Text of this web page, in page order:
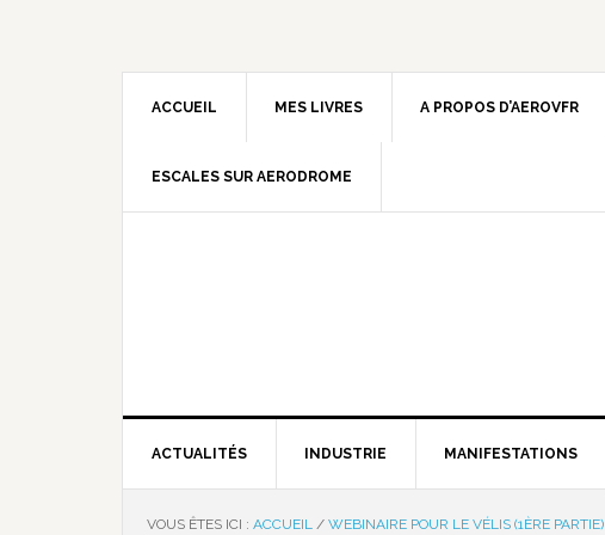
ACCUEIL MES LIVRES A PROPOS D’AEROVFR
ESCALES SUR AERODROME
ACTUALITÉS INDUSTRIE MANIFESTATIONS
VOUS ÊTES ICI : ACCUEIL / WEBINAIRE POUR LE VÉLIS (1ÈRE PARTIE)